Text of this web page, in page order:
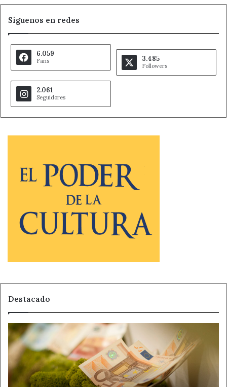
Síguenos en redes
6.059
Fans 3.485
Followers
2.061
Seguidores
Destacado
El
Gobierno
abre
puerta